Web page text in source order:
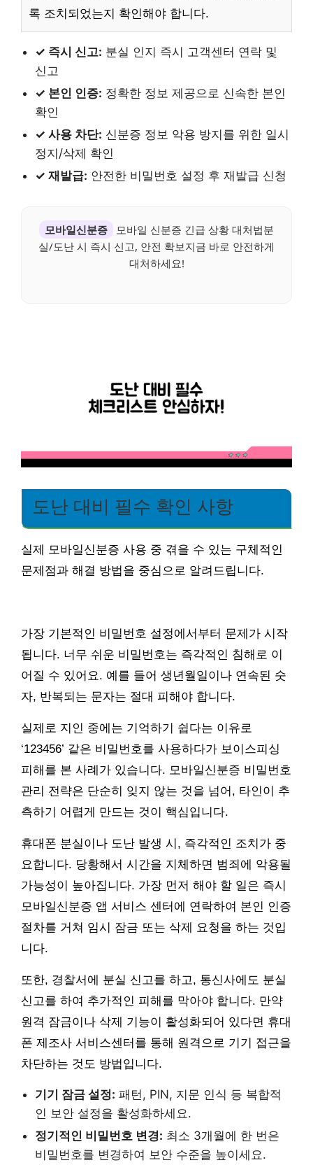
록 조치되었는지 확인해야 합니다.
✓ 즉시 신고: 분실 인지 즉시 고객센터 연락 및
신고
✓ 본인 인증: 정확한 정보 제공으로 신속한 본인
확인
✓ 사용 차단: 신분증 정보 악용 방지를 위한 일시
정지/삭제 확인
✓ 재발급: 안전한 비밀번호 설정 후 재발급 신청
모바일신분증
모바일 신분증 긴급 상황 대처법분
실/도난 시 즉시 신고, 안전 확보지금 바로 안전하게
대처하세요!
도난 대비 필수 확인 사항
실제 모바일신분증 사용 중 겪을 수 있는 구체적인
문제점과 해결 방법을 중심으로 알려드립니다.
가장 기본적인 비밀번호 설정에서부터 문제가 시작
됩니다. 너무 쉬운 비밀번호는 즉각적인 침해로 이
어질 수 있어요. 예를 들어 생년월일이나 연속된 숫
자, 반복되는 문자는 절대 피해야 합니다.
실제로 지인 중에는 기억하기 쉽다는 이유로
‘123456’ 같은 비밀번호를 사용하다가 보이스피싱
피해를 본 사례가 있습니다. 모바일신분증 비밀번호
관리 전략은 단순히 잊지 않는 것을 넘어, 타인이 추
측하기 어렵게 만드는 것이 핵심입니다.
휴대폰 분실이나 도난 발생 시, 즉각적인 조치가 중
요합니다. 당황해서 시간을 지체하면 범죄에 악용될
가능성이 높아집니다. 가장 먼저 해야 할 일은 즉시
모바일신분증 앱 서비스 센터에 연락하여 본인 인증
절차를 거쳐 임시 잠금 또는 삭제 요청을 하는 것입
니다.
또한, 경찰서에 분실 신고를 하고, 통신사에도 분실
신고를 하여 추가적인 피해를 막아야 합니다. 만약
원격 잠금이나 삭제 기능이 활성화되어 있다면 휴대
폰 제조사 서비스센터를 통해 원격으로 기기 접근을
차단하는 것도 방법입니다.
기기 잠금 설정: 패턴, PIN, 지문 인식 등 복합적
인 보안 설정을 활성화하세요.
정기적인 비밀번호 변경: 최소 3개월에 한 번은
비밀번호를 변경하여 보안 수준을 높이세요.